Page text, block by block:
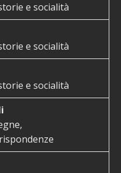
e socialità
e socialità
e socialità